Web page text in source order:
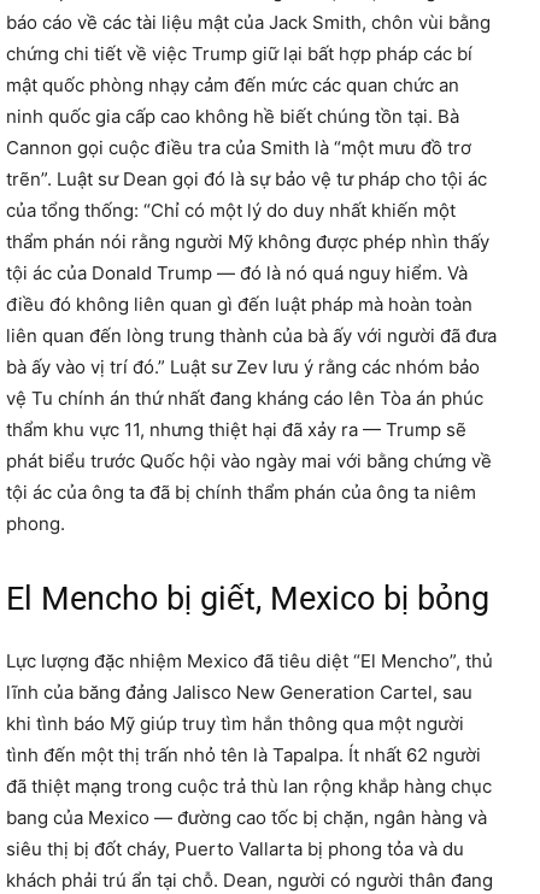
báo cáo về các tài liệu mật của Jack Smith, chôn vùi bằng
chứng chi tiết về việc Trump giữ lại bất hợp pháp các bí
mật quốc phòng nhạy cảm đến mức các quan chức an
ninh quốc gia cấp cao không hề biết chúng tồn tại. Bà
Cannon gọi cuộc điều tra của Smith là “một mưu đồ trơ
trẽn”. Luật sư Dean gọi đó là sự bảo vệ tư pháp cho tội ác
của tổng thống: “Chỉ có một lý do duy nhất khiến một
thẩm phán nói rằng người Mỹ không được phép nhìn thấy
tội ác của Donald Trump — đó là nó quá nguy hiểm. Và
điều đó không liên quan gì đến luật pháp mà hoàn toàn
liên quan đến lòng trung thành của bà ấy với người đã đưa
bà ấy vào vị trí đó.” Luật sư Zev lưu ý rằng các nhóm bảo
vệ Tu chính án thứ nhất đang kháng cáo lên Tòa án phúc
thẩm khu vực 11, nhưng thiệt hại đã xảy ra — Trump sẽ
phát biểu trước Quốc hội vào ngày mai với bằng chứng về
tội ác của ông ta đã bị chính thẩm phán của ông ta niêm
phong.
El Mencho bị giết, Mexico bị bỏng
Lực lượng đặc nhiệm Mexico đã tiêu diệt “El Mencho”, thủ
lĩnh của băng đảng Jalisco New Generation Cartel, sau
khi tình báo Mỹ giúp truy tìm hắn thông qua một người
tình đến một thị trấn nhỏ tên là Tapalpa. Ít nhất 62 người
đã thiệt mạng trong cuộc trả thù lan rộng khắp hàng chục
bang của Mexico — đường cao tốc bị chặn, ngân hàng và
siêu thị bị đốt cháy, Puerto Vallarta bị phong tỏa và du
khách phải trú ẩn tại chỗ. Dean, người có người thân đang